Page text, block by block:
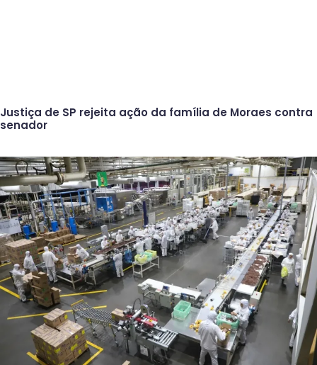
Justiça de SP rejeita ação da família de Moraes contra
senador